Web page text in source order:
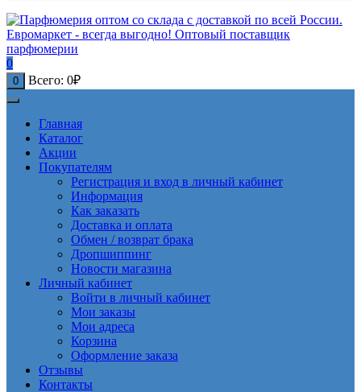
0
0 Всего: 0₽
Главная
Каталог
Акции
Покупателям
Регистрация и вход в личный кабинет
Информация
Как заказать
Доставка и оплата
Обмен / возврат брака
Дропшиппинг
Новости магазина
Личный кабинет
Войти в личный кабинет
Мои заказы
Мои адреса
Корзина
Оформление заказа
Отзывы
Контакты